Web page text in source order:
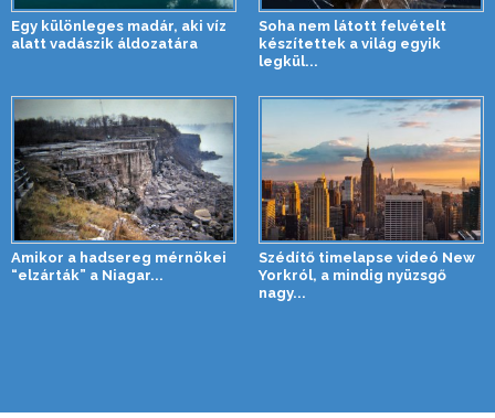
Egy különleges madár, aki víz
alatt vadászik áldozatára
Soha nem látott felvételt
készítettek a világ egyik
legkül...
Amikor a hadsereg mérnökei
“elzárták” a Niagar...
Szédítő timelapse videó New
Yorkról, a mindig nyüzsgő
nagy...